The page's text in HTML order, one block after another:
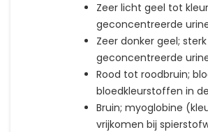
Zeer licht geel tot
geconcentreerde
Zeer donker geel; sterk
geconcentreerde
Rood tot roodbruin;
bloedkleurstoffen in
Bruin; myoglobine
vrijkomen bij